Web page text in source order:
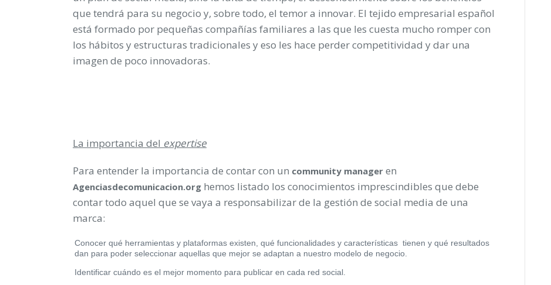
que tendrá para su negocio y, sobre todo, el temor a innovar. El tejido empresarial español
está formado por pequeñas compañías familiares a las que les cuesta mucho romper con
los hábitos y estructuras tradicionales y eso les hace perder competitividad y dar una
imagen de poco innovadoras.
La importancia del expertise
Para entender la importancia de contar con un community manager en
Agenciasdecomunicacion.org hemos listado los conocimientos imprescindibles que debe
contar todo aquel que se vaya a responsabilizar de la gestión de social media de una
marca:
Conocer qué herramientas y plataformas existen, qué funcionalidades y características tienen y qué resultados
dan para poder seleccionar aquellas que mejor se adaptan a nuestro modelo de negocio.
Identificar cuándo es el mejor momento para publicar en cada red social.